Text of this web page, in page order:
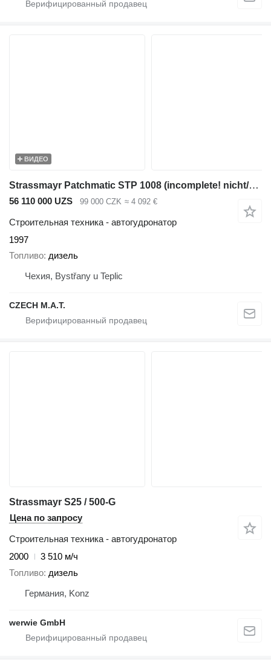
ВИДЕО
Strassmayr Patchmatic STP 1008 (incomplete! nicht/nie-komplet
56 110 000 UZS 99 000 CZK ≈ 4 092 €
Строительная техника - автогудронатор
1997
Топливо дизель
Чехия, Bystřany u Teplic
CZECH M.A.T.
Strassmayr S25 / 500-G
Цена по запросу
Строительная техника - автогудронатор
2000
3 510 м/ч
Топливо дизель
Германия, Konz
werwie GmbH